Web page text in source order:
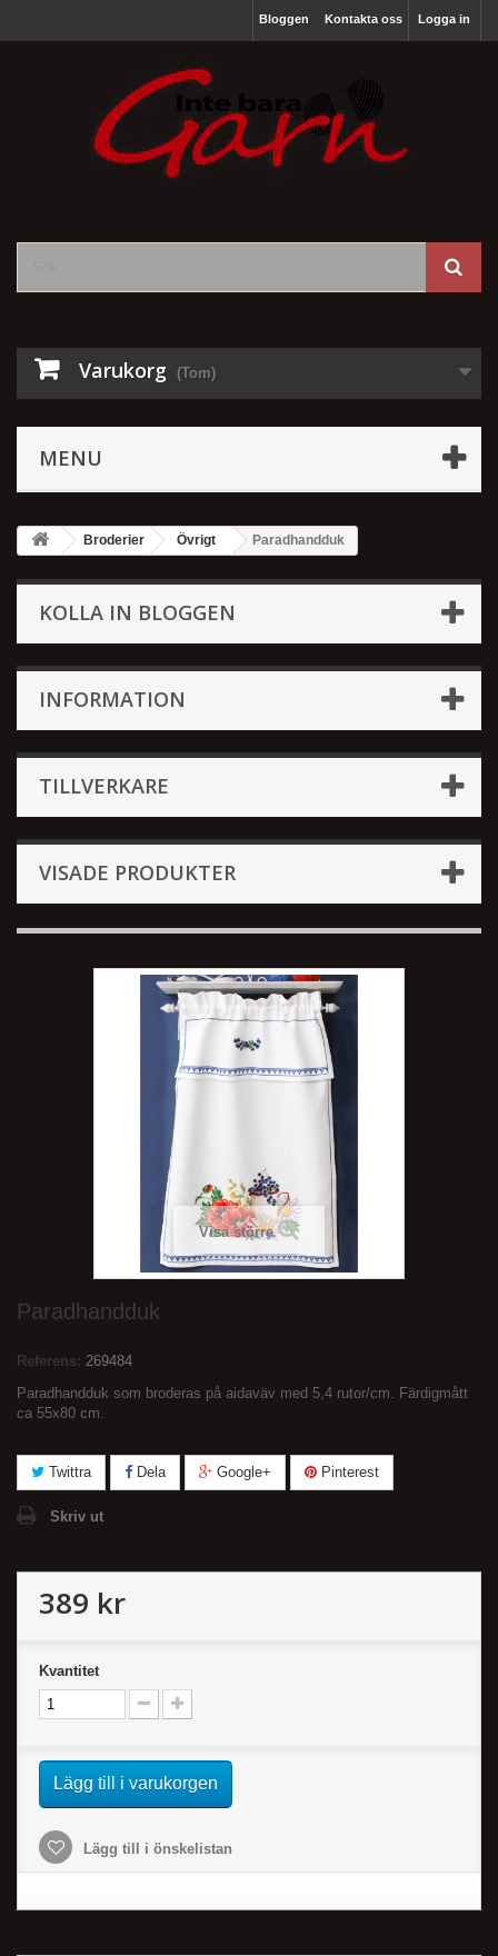
Logga in
Bloggen Kontakta oss
Varukorg (Tom)
MENU
Broderier Övrigt Paradhandduk
KOLLA IN BLOGGEN
INFORMATION
TILLVERKARE
VISADE PRODUKTER
Visa större
Paradhandduk
Referens: 269484
Paradhandduk som broderas på aidaväv med 5,4 rutor/cm. Färdigmått
ca 55x80 cm.
Twittra Dela Google+ Pinterest
Skriv ut
389 kr
Kvantitet
Lägg till i varukorgen
Lägg till i önskelistan